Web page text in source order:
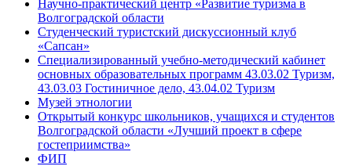
Научно-практический центр «Развитие туризма в
Волгоградской области
Студенческий туристский дискуссионный клуб
«Сапсан»
Специализированный учебно-методический кабинет
основных образовательных программ 43.03.02 Туризм,
43.03.03 Гостиничное дело, 43.04.02 Туризм
Музей этнологии
Открытый конкурс школьников, учащихся и студентов
Волгоградской области «Лучший проект в сфере
гостеприимства»
ФИП